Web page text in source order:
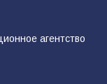
2026 году
агентство